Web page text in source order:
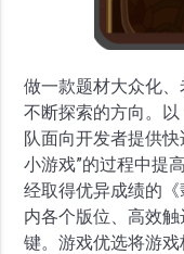
做一款题材大众化
不断探索的方向。
队面向开发者提供
小游戏”的过程中提
经取得优异成绩的
内各个版位、高效
键。游戏优选将游戏